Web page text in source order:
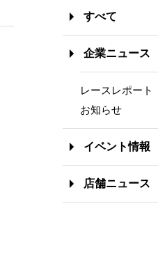
すべて
企業ニュース
レースレポート
お知らせ
イベント情報
店舗ニュース